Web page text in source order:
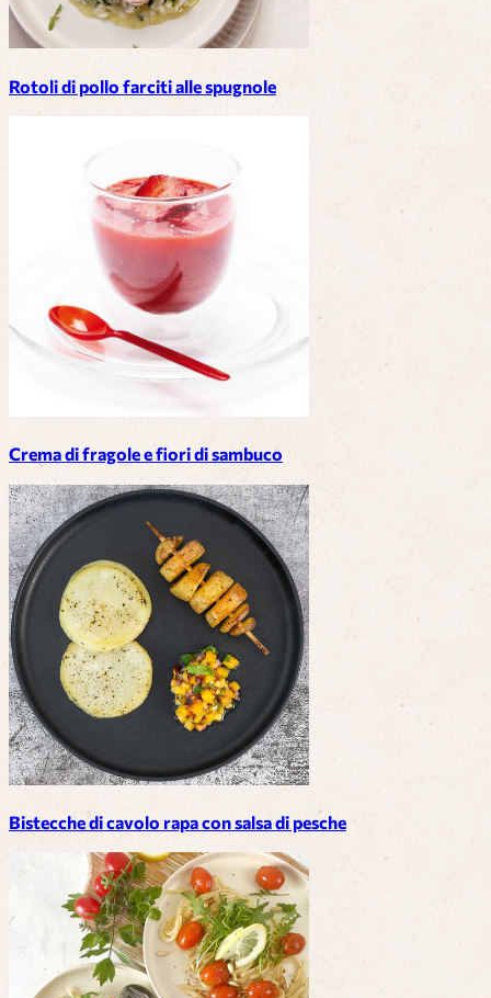
Rotoli di pollo farciti alle spugnole
Crema di fragole e fiori di sambuco
Bistecche di cavolo rapa con salsa di pesche